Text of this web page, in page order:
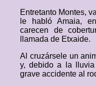
Entretanto Montes,
le habló Amaia,
carecen de
llamada de Etxaide.
Al cruzársele un
y, debido a la
grave accidente al